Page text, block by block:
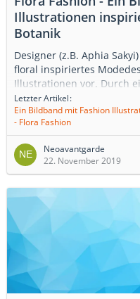
Illustrationen
Botanik
Designer (z.B. Aphia
floral inspiriertes
Illustrationen vor. Durch
entführen Sie uns in die
Verschmelzung von
Flora Fashion Bildband
fashion/
Letzter Artikel
Ein Bildband mit Fashion
- Flora Fashion
Neoavantgarde
22. November 2019